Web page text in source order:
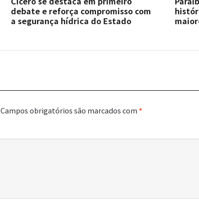
debate e reforça compromisso com
a segurança hídrica do Estado
Campos obrigatórios são marcados com*